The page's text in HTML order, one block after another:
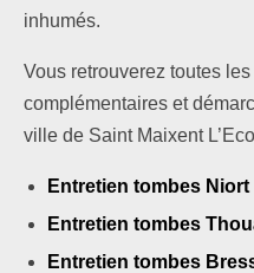
inhumés.
Vous retrouverez toutes
complémentaires et
ville de Saint Maixent
Entretien tombes Niort
Entretien tombes
Entretien tombes